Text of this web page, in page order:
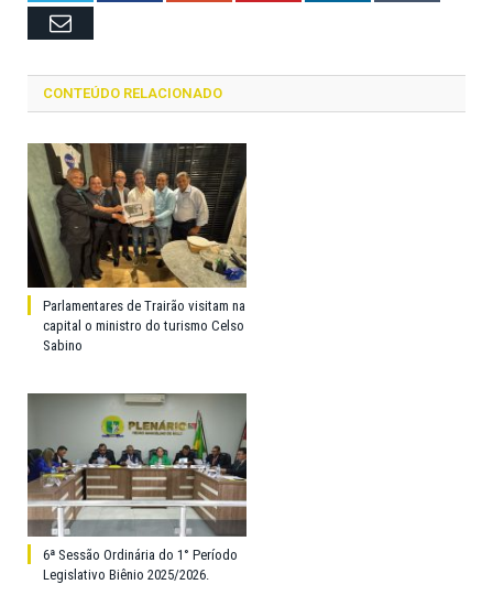
Email
CONTEÚDO RELACIONADO
Parlamentares de Trairão visitam na
capital o ministro do turismo Celso
Sabino
6ª Sessão Ordinária do 1° Período
Legislativo Biênio 2025/2026.